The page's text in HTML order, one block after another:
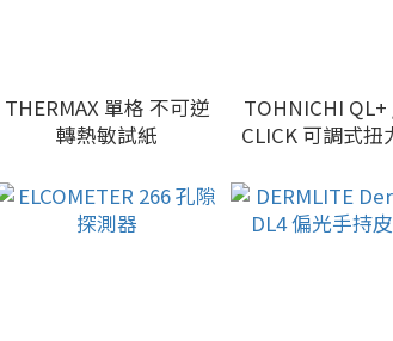
THERMAX 單格 不可逆
轉熱敏試紙
TOHNICHI QL+
CLICK 可調式扭